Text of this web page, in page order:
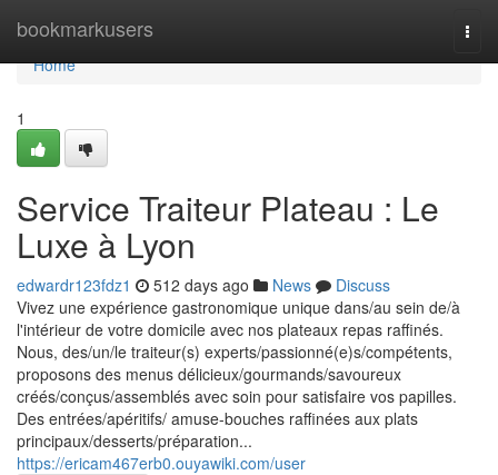
bookmarkusers
Home
Home
1
Service Traiteur Plateau : Le
Luxe à Lyon
edwardr123fdz1 512 days ago News
Discuss
Vivez une expérience gastronomique unique dans/au sein de/à
l'intérieur de votre domicile avec nos plateaux repas raffinés.
Nous, des/un/le traiteur(s) experts/passionné(e)s/compétents,
proposons des menus délicieux/gourmands/savoureux
créés/conçus/assemblés avec soin pour satisfaire vos papilles.
Des entrées/apéritifs/ amuse-bouches raffinées aux plats
principaux/desserts/préparation...
https://ericam467erb0.ouyawiki.com/user